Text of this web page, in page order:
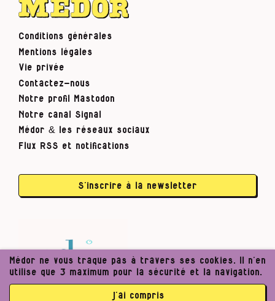
Conditions générales
Mentions légales
Vie privée
Contactez-nous
Notre profil Mastodon
Notre canal Signal
Médor & les réseaux sociaux
Flux RSS et notifications
S’inscrire à la newsletter
Médor ne vous traque pas à travers ses cookies. Il n’en
utilise que 3 maximum pour la sécurité et la navigation.
j’ai compris